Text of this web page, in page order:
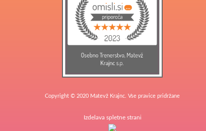
Copyright © 2020 Matevž Krajnc. Vse pravice pridržane
Izdelava spletne strani